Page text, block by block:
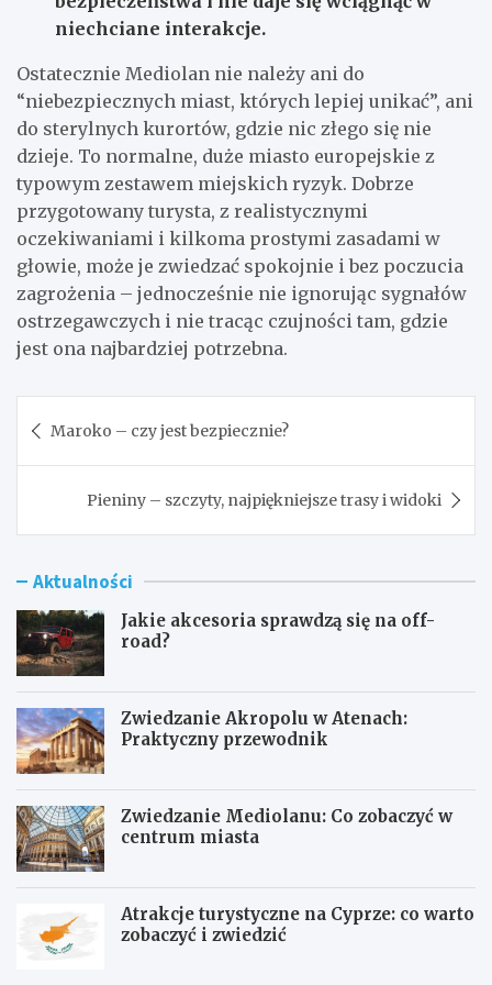
niechciane interakcje.
Ostatecznie Mediolan nie należy ani do
“niebezpiecznych miast, których lepiej unikać”, ani
do sterylnych kurortów, gdzie nic złego się nie
dzieje. To normalne, duże miasto europejskie z
typowym zestawem miejskich ryzyk. Dobrze
przygotowany turysta, z realistycznymi
oczekiwaniami i kilkoma prostymi zasadami w
głowie, może je zwiedzać spokojnie i bez poczucia
zagrożenia – jednocześnie nie ignorując sygnałów
ostrzegawczych i nie tracąc czujności tam, gdzie
jest ona najbardziej potrzebna.
wpisu
Maroko – czy jest bezpiecznie?
Pieniny – szczyty, najpiękniejsze trasy i widoki
Aktualności
Jakie akcesoria sprawdzą się na off-
road?
Zwiedzanie Akropolu w Atenach:
Praktyczny przewodnik
Zwiedzanie Mediolanu: Co zobaczyć w
centrum miasta
Atrakcje turystyczne na Cyprze: co warto
zobaczyć i zwiedzić